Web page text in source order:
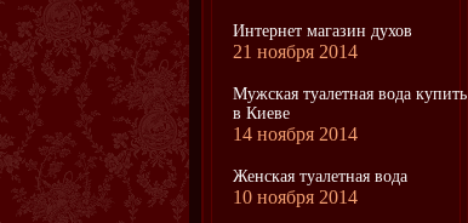
Интернет магазин духов
21 ноября 2014
Мужская туалетная вода купить
в Киеве
14 ноября 2014
Женская туалетная вода
10 ноября 2014